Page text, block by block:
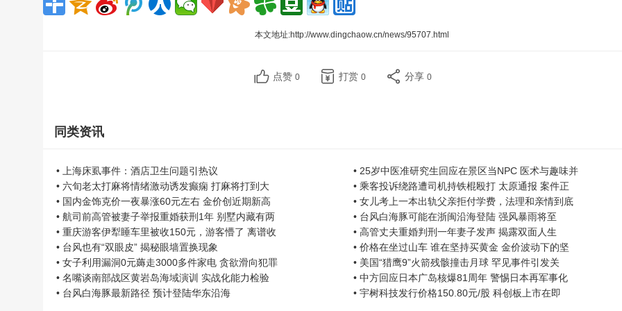
本文地址:http://www.dingchaow.cn/news/95707.html
点赞 0 打赏 0 分享 0
同类资讯
• 上海床虱事件：酒店卫生问题引热议
• 25岁中医准研究生回应在景区当NPC 医术与趣味并
• 六旬老太打麻将情绪激动诱发癫痫 打麻将打到大
• 乘客投诉绕路遭司机持铁棍殴打 太原通报 案件正
• 国内金饰克价一夜暴涨60元左右 金价创近期新高
• 女儿考上一本出轨父亲拒付学费，法理和亲情到底
• 航司前高管被妻子举报重婚获刑1年 别墅内藏有两
• 台风白海豚可能在浙闽沿海登陆 强风暴雨将至
• 重庆游客伊犁睡车里被收150元，游客懵了 离谱收
• 高管丈夫重婚判刑一年妻子发声 揭露双面人生
• 台风也有“双眼皮” 揭秘眼墙置换现象
• 价格在坐过山车 谁在坚持买黄金 金价波动下的坚
• 女子利用漏洞0元薅走3000多件家电 贪欲滑向犯罪
• 美国“猎鹰9”火箭残骸撞击月球 罕见事件引发关
• 名嘴谈南部战区黄岩岛海域演训 实战化能力检验
• 中方回应日本广岛核爆81周年 警惕日本再军事化
• 台风白海豚最新路径 预计登陆华东沿海
• 宇树科技发行价格150.80元/股 科创板上市在即